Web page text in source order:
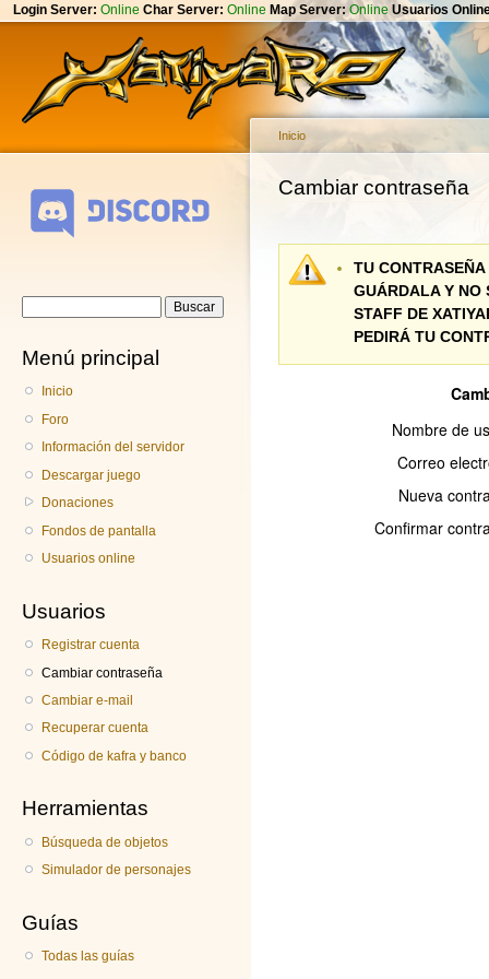
Login Server:OnlineChar Server:Online Map Server:OnlineUsuarios
Menú principal
Inicio
Foro
Información del servidor
Descargar juego
Donaciones
Fondos de pantalla
Usuarios online
Usuarios
Registrar cuenta
Cambiar contraseña
Cambiar e-mail
Recuperar cuenta
Código de kafra y banco
Herramientas
Búsqueda de objetos
Simulador de personajes
Guías
Todas las guías
Se encuentra usted
Inicio
Cambiar contraseña
TU
GUÁRDALA Y NO
STAFF DE
PEDIRÁ TU